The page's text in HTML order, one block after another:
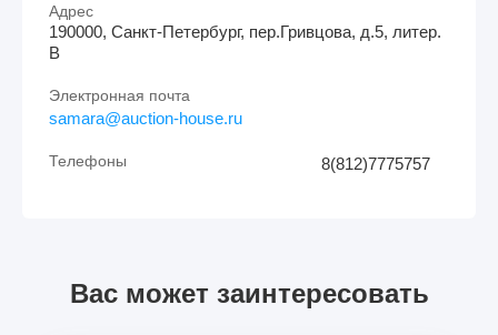
Адрес
190000, Санкт-Петербург, пер.Гривцова, д.5, литер.
В
Электронная почта
samara@auction-house.ru
Телефоны 8(812)7775757
Вас может заинтересовать